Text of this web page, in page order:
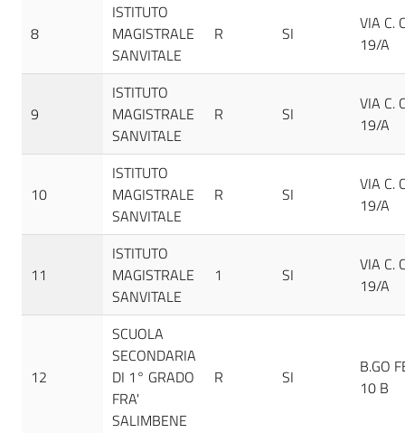
8
ISTITUTO
MAGISTRALE
SANVITALE
R SI
VIA C.
19/A
9
ISTITUTO
MAGISTRALE
SANVITALE
R SI
VIA C.
19/A
10
ISTITUTO
MAGISTRALE
SANVITALE
R SI
VIA C.
19/A
11
ISTITUTO
MAGISTRALE
SANVITALE
1 SI
VIA C.
19/A
12
SCUOLA
SECONDARIA
DI 1° GRADO
FRA'
SALIMBENE
R SI
B.GO
10 B